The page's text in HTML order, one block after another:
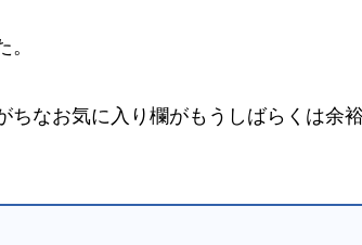
なお気に入り欄がもうしばらくは余